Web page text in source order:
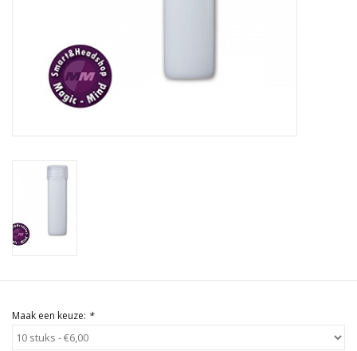
Rituals & Wierook
Maak een keuze: *